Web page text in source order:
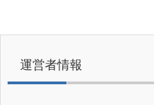
運営者情報